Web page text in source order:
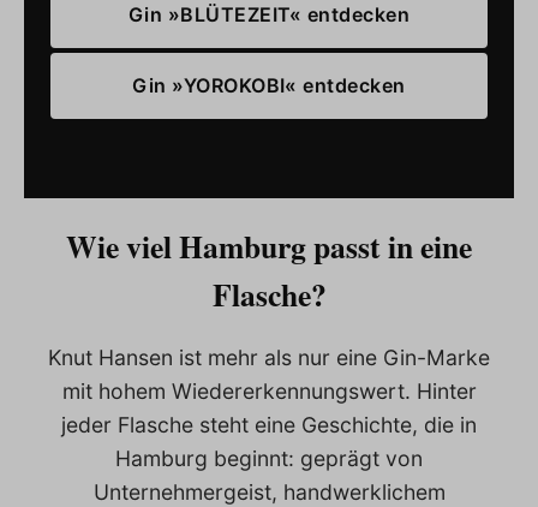
Gin »BLÜTEZEIT« entdecken
Gin »YOROKOBI« entdecken
Wie viel Hamburg passt in eine
Flasche?
Knut Hansen ist mehr als nur eine Gin-Marke
mit hohem Wiedererkennungswert. Hinter
jeder Flasche steht eine Geschichte, die in
Hamburg beginnt: geprägt von
Unternehmergeist, handwerklichem